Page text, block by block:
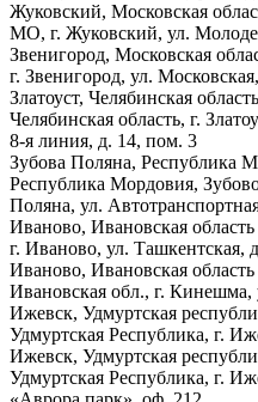
Жуковский, Московская
МО, г. Жуковский, ул.
Звенигород, Московская
г. Звенигород, ул.
Златоуст, Челябинская область
Челябинская область, г.
8-я линия, д. 14, пом. 3
Зубова Поляна, Республика
Республика Мордовия,
Поляна, ул.
Иваново, Ивановская область
г. Иваново, ул. Ташкентская,
Иваново, Ивановская область
Ивановская обл., г. Кинешма,
Ижевск, Удмуртская
Удмуртская Республика, г.
Ижевск, Удмуртская
Удмуртская Республика, г.